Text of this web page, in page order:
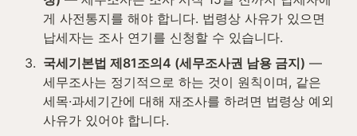
게 사전통지를 해야 합니다. 법령상 사유가 있으면
납세자는 조사 연기를 신청할 수 있습니다.
3. 국세기본법 제81조의4 (세무조사권 남용 금지) —
세무조사는 정기적으로 하는 것이 원칙이며, 같은
세목·과세기간에 대해 재조사를 하려면 법령상 예외
사유가 있어야 합니다.